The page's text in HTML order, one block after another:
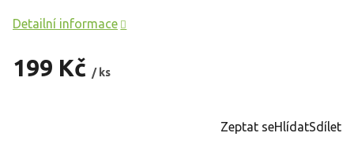
199 Kč / ks
Detailní informace
Zeptat seHlídatSdílet